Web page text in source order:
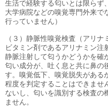
生活で経験する匂いとは限らず
大学病院などの嗅覚専門外来で
行っていません）
（３）静脈性嗅覚検査（アリナ
ビタミン剤であるアリナミン注
静脈注射して匂うかどうかを確
匂い成分が、吐く息と共に鼻の
す。嗅覚低下、嗅覚脱失がある
程度を判定することはできませ
ないし、匂いを識別する検査の
ません。